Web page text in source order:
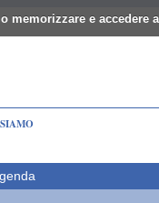
memorizzare e accedere